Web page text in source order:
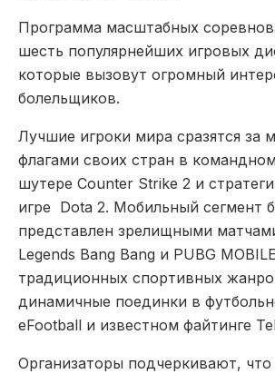
Программа масштабных
шесть популярнейших игровых
которые вызовут огромный
болельщиков.
Лучшие игроки мира сразятся за
флагами своих стран в
шутере Counter Strike 2 и
игре Dota 2. Мобильный сегмент
представлен зрелищными
Legends Bang Bang и PUBG
традиционных спортивных
динамичные поединки в
eFootball и известном файтинге
Организаторы подчеркивают,